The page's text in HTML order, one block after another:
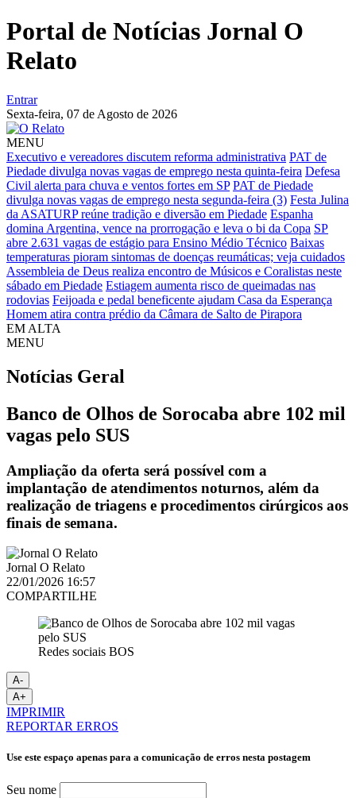
Portal de Notícias Jornal O
Relato
Entrar
Sexta-feira, 07 de Agosto de 2026
MENU
Executivo e vereadores discutem reforma administrativa PAT de
Piedade divulga novas vagas de emprego nesta quinta-feira Defesa
Civil alerta para chuva e ventos fortes em SP PAT de Piedade
divulga novas vagas de emprego nesta segunda-feira (3) Festa Julina
da ASATURP reúne tradição e diversão em Piedade Espanha
domina Argentina, vence na prorrogação e leva o bi da Copa SP
abre 2.631 vagas de estágio para Ensino Médio Técnico Baixas
temperaturas pioram sintomas de doenças reumáticas; veja cuidados
Assembleia de Deus realiza encontro de Músicos e Coralistas neste
sábado em Piedade Estiagem aumenta risco de queimadas nas
rodovias Feijoada e pedal beneficente ajudam Casa da Esperança
Homem atira contra prédio da Câmara de Salto de Pirapora
EM ALTA
MENU
Notícias Geral
Banco de Olhos de Sorocaba abre 102 mil
vagas pelo SUS
Ampliação da oferta será possível com a
implantação de atendimentos noturnos, além da
realização de triagens e procedimentos cirúrgicos aos
finais de semana.
Jornal O Relato
22/01/2026 16:57
COMPARTILHE
Redes sociais BOS
A-
A+
IMPRIMIR
REPORTAR ERROS
Use este espaço apenas para a comunicação de erros nesta postagem
Seu nome